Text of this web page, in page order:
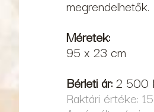
megrendelhetők.
Méretek:
95 x 23 cm
Bérleti ár:2 500
Raktári értéke: